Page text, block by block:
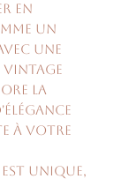
en
un
une
vintage
la
à votre
est unique,